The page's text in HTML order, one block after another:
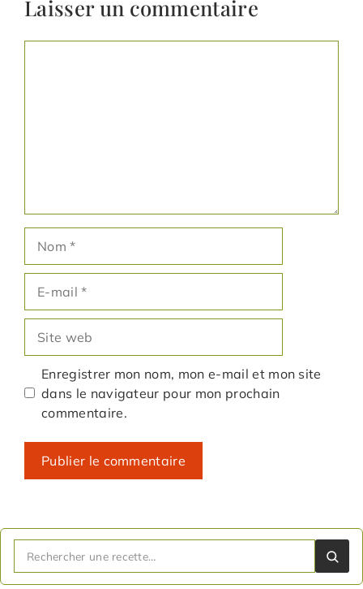
Laisser un commentaire
mail
web
Enregistrer mon nom, mon e-mail et mon site
dans le navigateur pour mon prochain
commentaire.